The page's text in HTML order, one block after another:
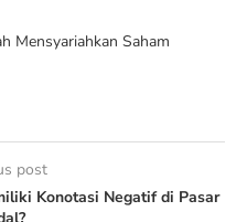
Mensyariahkan Saham
post
Konotasi Negatif di Pasar